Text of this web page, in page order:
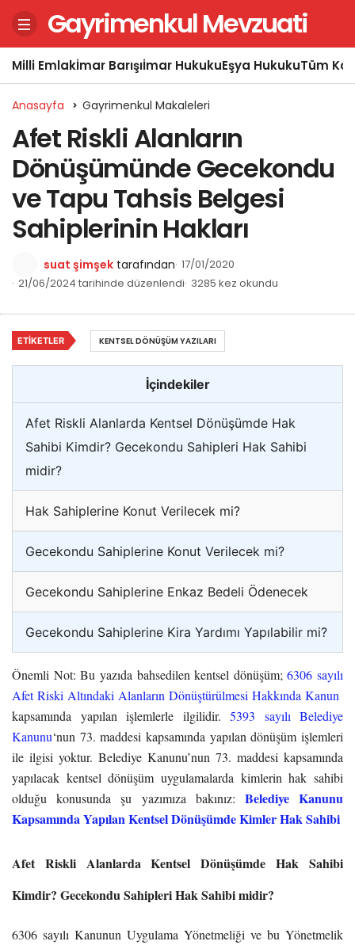
Gayrimenkul Mevzuati
Milli Emlakİmar Barışıİmar HukukuEşya HukukuTüm
Anasayfa Gayrimenkul Makaleleri
Afet Riskli Alanların
Dönüşümünde Gecekondu
ve Tapu Tahsis Belgesi
Sahiplerinin Hakları
suat şimşek tarafından 17/01/2020
21/06/2024 tarihinde düzenlendi 3285 kez okundu
İçindekiler
Afet Riskli Alanlarda Kentsel Dönüşümde Hak
Sahibi Kimdir? Gecekondu Sahipleri Hak Sahibi
midir?
Hak Sahiplerine Konut Verilecek mi?
Gecekondu Sahiplerine Konut Verilecek mi?
Gecekondu Sahiplerine Enkaz Bedeli Ödenecek
Gecekondu Sahiplerine Kira Yardımı Yapılabilir mi?
Önemli Not: Bu yazıda bahsedilen kentsel dönüşüm;6306 sayılı
Afet Riski Altındaki Alanların Dönüştürülmesi Hakkında Kanun
kapsamında yapılan işlemlerle ilgilidir. 5393 sayılı Belediye
Kanunu‘nun 73. maddesi kapsamında yapılan dönüşüm işlemleri
ile ilgisi yoktur. Belediye Kanunu’nun 73. maddesi kapsamında
yapılacak kentsel dönüşüm uygulamalarda kimlerin hak sahibi
olduğu konusunda şu yazımıza bakınız: Belediye Kanunu
Kapsamında Yapılan Kentsel Dönüşümde Kimler Hak Sahibi
Afet Riskli Alanlarda Kentsel Dönüşümde Hak Sahibi
Kimdir? Gecekondu Sahipleri Hak Sahibi midir?
6306 sayılı Kanunun Uygulama Yönetmeliği ve bu Yönetmelik
ETIKETLER KENTSEL DÖNÜŞÜM YAZILARI